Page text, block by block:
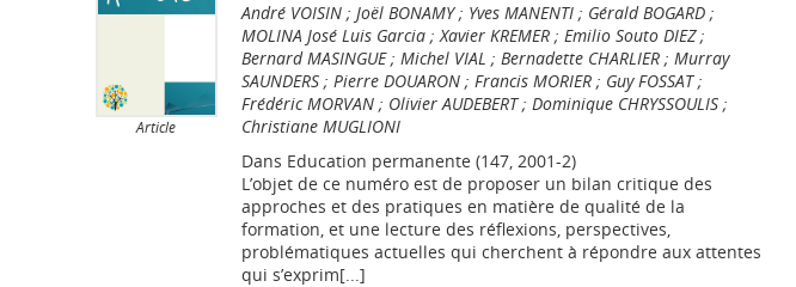
Article
André VOISIN; Joël BONAMY; Yves MANENTI; Gérald BOGARD;
MOLINA José Luis Garcia;Xavier KREMER; Emilio Souto DIEZ;
Bernard MASINGUE; Michel VIAL ; Bernadette CHARLIER; Murray
SAUNDERS; Pierre DOUARON; Francis MORIER; Guy FOSSAT;
Frédéric MORVAN; Olivier AUDEBERT; Dominique CHRYSSOULIS;
Christiane MUGLIONI
Dans Education permanente (147, 2001-2)
L’objet de ce numéro est de proposer un bilan critique des
approches et des pratiques en matière de qualité de la
formation, et une lecture des réflexions, perspectives,
problématiques actuelles qui cherchent à répondre aux attentes
qui s’exprim[...]